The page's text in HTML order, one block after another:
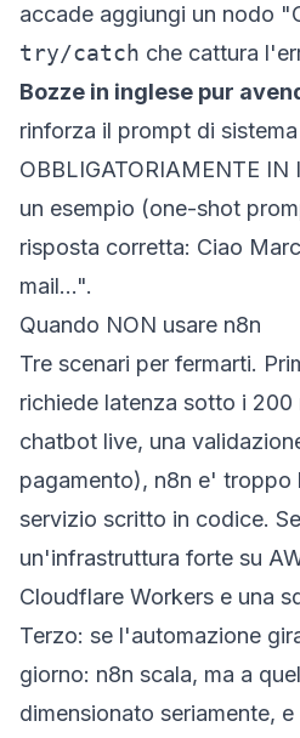
accade aggiungi un nodo
try/catch che cattura
Bozze in inglese pur
rinforza il prompt di
OBBLIGATORIAMENTE
un esempio (one-shot
risposta corretta: Ciao
mail...".
Quando NON usare n8n
Tre scenari per fermarti.
richiede latenza sotto i 200
chatbot live, una
pagamento), n8n e' troppo
servizio scritto in codice.
un'infrastruttura forte su
Cloudflare Workers e una
Terzo: se l'automazione
giorno: n8n scala, ma a
dimensionato seriamente,